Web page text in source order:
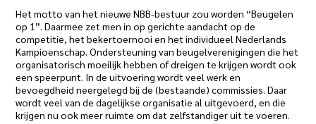
Het motto van het nieuwe NBB-bestuur zou worden “Beugelen
op 1”. Daarmee zet men in op gerichte aandacht op de
competitie, het bekertoernooi en het individueel Nederlands
Kampioenschap. Ondersteuning van beugelverenigingen die het
organisatorisch moeilijk hebben of dreigen te krijgen wordt ook
een speerpunt. In de uitvoering wordt veel werk en
bevoegdheid neergelegd bij de (bestaande) commissies. Daar
wordt veel van de dagelijkse organisatie al uitgevoerd, en die
krijgen nu ook meer ruimte om dat zelfstandiger uit te voeren.